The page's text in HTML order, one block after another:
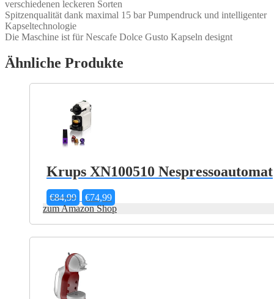
verschiedenen leckeren Sorten
Spitzenqualität dank maximal 15 bar Pumpendruck und intelligenter
Kapseltechnologie
Die Maschine ist für Nescafe Dolce Gusto Kapseln designt
Ähnliche Produkte
Krups XN100510 Nespressoautomat
€84,99
Ursprünglicher
Preis
€74,99
Preis
zum Amazon Shop